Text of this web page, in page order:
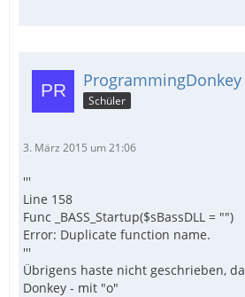
ProgrammingDonkey
Schüler
3. März 2015 um 21:06
'''
Line 158
Func _BASS_Startup($sBassDLL = "")
Error: Duplicate function name.
'''
Übrigens haste nicht geschrieben,
Donkey - mit "o"